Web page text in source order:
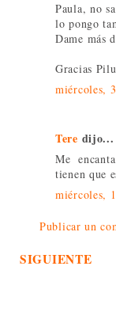
Paula, no
lo pongo
Dame más
Gracias
miércoles,
Tere dijo...
Me
tienen que
miércoles,
Publicar un
SIGUIENTE